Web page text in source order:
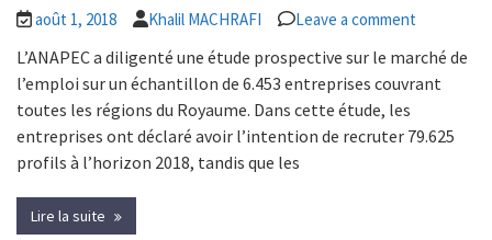
août 1, 2018 Khalil MACHRAFI Leave a comment
L’ANAPEC a diligenté une étude prospective sur le marché de
l’emploi sur un échantillon de 6.453 entreprises couvrant
toutes les régions du Royaume. Dans cette étude, les
entreprises ont déclaré avoir l’intention de recruter 79.625
profils à l’horizon 2018, tandis que les
Lire la suite